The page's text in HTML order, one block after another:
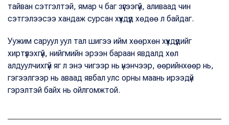
тайван сэтгэлтэй, ямар ч баг зүүгээгүй, аливаад чин
сэтгэлээсээ хандаж сурсан хүүхдүүд хөдөө л байдаг.
Уужим саруул уул тал шигээ ийм хөөрхөн хүүхдүүдийг
хиртүүлэхгүй, нийгмийн эрээн бараан явдалд хөл
алдуулчихгүй яг л энэ чигээр нь үнэнчээр, өөрийнхөөр нь,
гэгээлгээр нь аваад явбал улс орны маань ирээдүй
гэрэлтэй байх нь ойлгомжтой.